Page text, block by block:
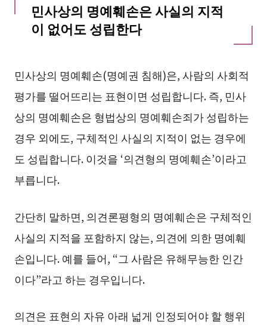
민사상의 명예훼손은 사실의 지적
이 없어도 성립한다
민사상의 명예훼손(명예권 침해)은, 사람의 사회적
평가를 떨어뜨리는 표현이면 성립합니다. 즉, 민사
상의 명예훼손은 형법상의 명예훼손죄가 성립하는
경우 외에도, 구체적인 사실의 지적이 없는 경우에
도 성립합니다. 이것을 ‘의견형의 명예훼손’이라고
부릅니다.
간단히 말하면, 의견론평형의 명예훼손은 구체적인
사실의 지적을 포함하지 않는, 의견에 의한 명예훼
손입니다. 예를 들어, “그 사람은 유해무능한 인간
이다”라고 하는 경우입니다.
의견은 표현의 자유 아래 넓게 인정되어야 할 행위